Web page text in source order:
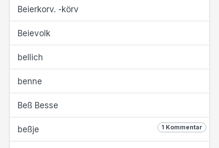
Beierkorv. -körv
Beievolk
bellich
benne
Beß Besse
1 Kommentar
beßje